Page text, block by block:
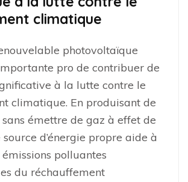
climatique
photovoltaïque
pro de contribuer de
à la lutte contre le
climatique. En produisant de
sans émettre de gaz à effet de
source d’énergie propre aide à
polluantes
du réchauffement